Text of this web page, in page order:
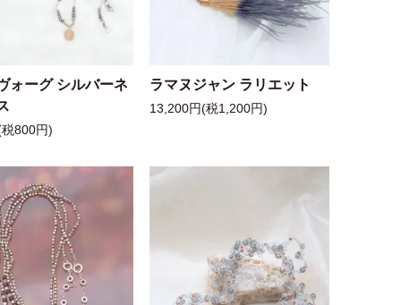
ォーグ シルバーネ
800円)
ラマヌジャン ラリエット
13,200円(税1,200円)